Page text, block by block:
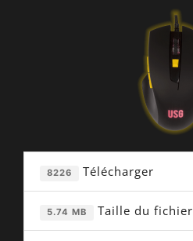
8226 Télécharger
5.74 MB Taille du fichier